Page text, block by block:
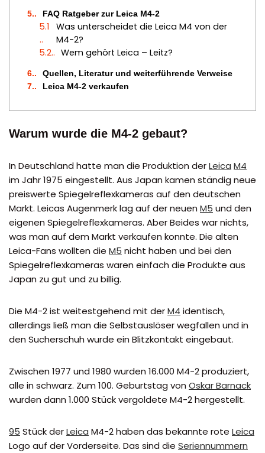
5. FAQ Ratgeber zur Leica M4-2
5.1
.
Was unterscheidet die Leica M4 von der
M4-2?
5.2.
Wem gehört Leica – Leitz?
6.
Quellen, Literatur und weiterführende Verweise
7.
Leica M4-2 verkaufen
Warum wurde die M4-2 gebaut?
In Deutschland hatte man die Produktion derLeica M4
im Jahr 1975 eingestellt. Aus Japan kamen ständig neue
preiswerte Spiegelreflexkameras auf den deutschen
Markt. Leicas Augenmerk lag auf der neuen M5 und den
eigenen Spiegelreflexkameras. Aber Beides war nichts,
was man auf dem Markt verkaufen konnte. Die alten
Leica-Fans wollten die M5 nicht haben und bei den
Spiegelreflexkameras waren einfach die Produkte aus
Japan zu gut und zu billig.
Die M4-2 ist weitestgehend mit derM4 identisch,
allerdings ließ man die Selbstauslöser wegfallen und in
den Sucherschuh wurde ein Blitzkontakt eingebaut.
Zwischen 1977 und 1980 wurden 16.000 M4-2 produziert,
alle in schwarz. Zum 100. Geburtstag von Oskar Barnack
wurden dann 1.000 Stück vergoldete M4-2 hergestellt.
95 Stück derLeica M4-2 haben das bekannte rote Leica
Logo auf der Vorderseite. Das sind die Seriennummern